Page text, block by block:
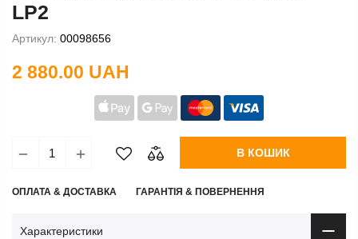
LP2
Артикул: 00098656
2 880.00 UAH
В КОШИК
ОПЛАТА & ДОСТАВКА ГАРАНТІЯ & ПОВЕРНЕННЯ
Характеристики